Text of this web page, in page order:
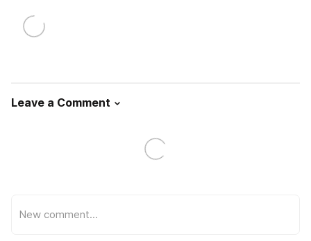
Leave a Comment